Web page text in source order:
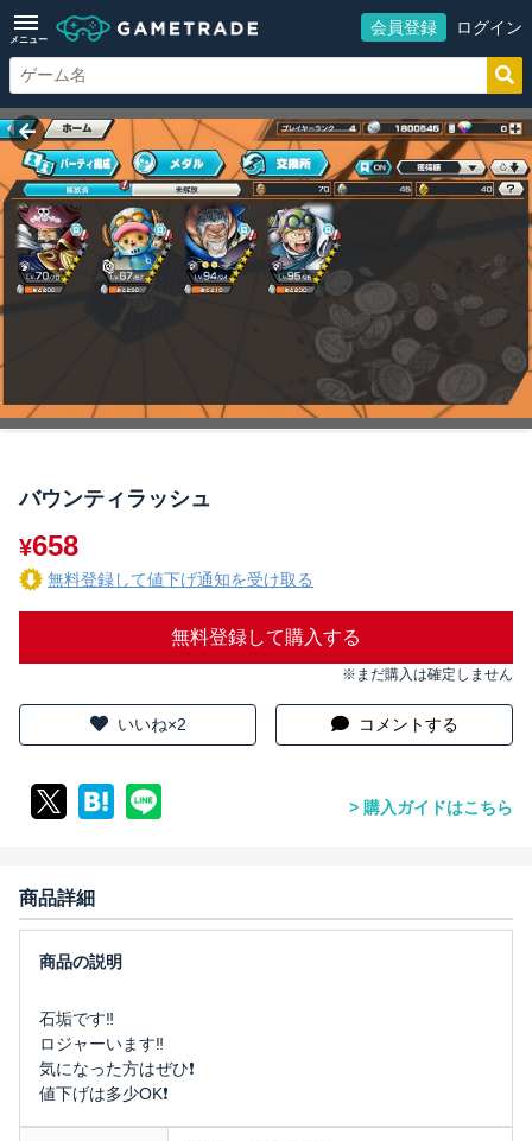
メニュー
会員登録 ログイン
バウンティラッシュ
¥658
無料登録して値下げ通知を受け取る
無料登録して購入する
※まだ購入は確定しません
いいね×2 コメントする
購入ガイドはこちら
商品詳細
石垢です‼️
ロジャーいます‼️
気になった方はぜひ❗️
値下げは多少OK❗️